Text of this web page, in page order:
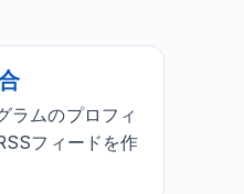
ラムのプロフィ
フィードを作